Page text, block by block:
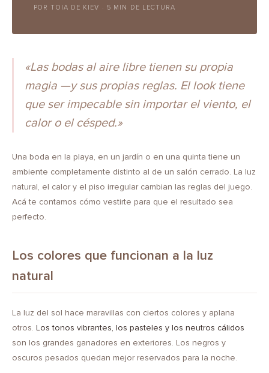
POR TOIA DE KIEV · 5 MIN DE LECTURA
«Las bodas al aire libre tienen su propia
magia —y sus propias reglas. El look tiene
que ser impecable sin importar el viento, el
calor o el césped.»
Una boda en la playa, en un jardín o en una quinta tiene un
ambiente completamente distinto al de un salón cerrado. La luz
natural, el calor y el piso irregular cambian las reglas del juego.
Acá te contamos cómo vestirte para que el resultado sea
perfecto.
Los colores que funcionan a la luz
natural
La luz del sol hace maravillas con ciertos colores y aplana
otros. Los tonos vibrantes, los pasteles y los neutros cálidos
son los grandes ganadores en exteriores. Los negros y
oscuros pesados quedan mejor reservados para la noche.